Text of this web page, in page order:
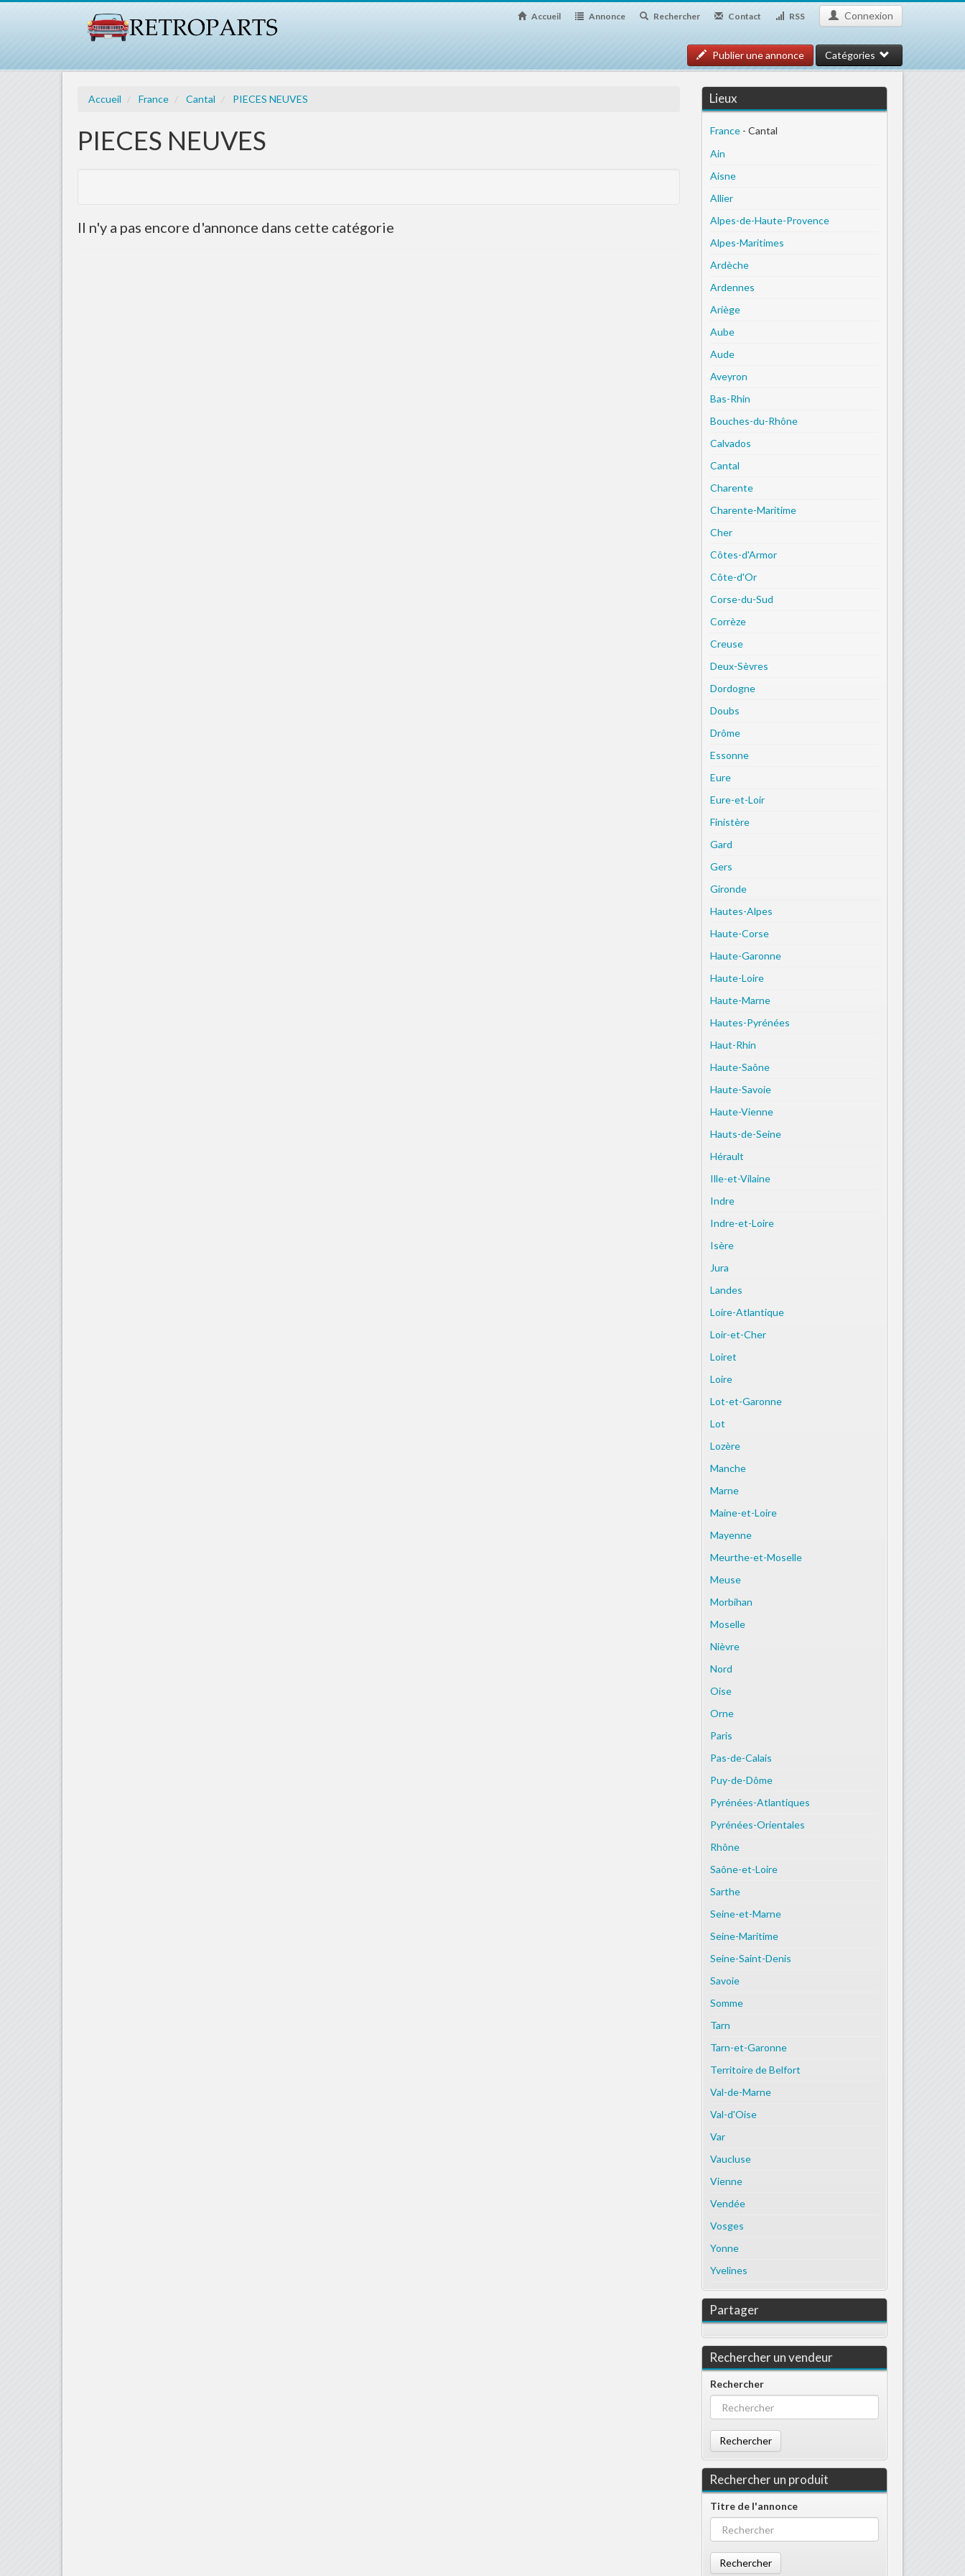
Accueil Annonce Rechercher Contact RSS Connexion
Publier une annonce Catégories
Accueil France Cantal PIECES NEUVES
PIECES NEUVES
Il n'y a pas encore d'annonce dans cette catégorie
Lieux
France- Cantal
Ain
Aisne
Allier
Alpes-de-Haute-Provence
Alpes-Maritimes
Ardèche
Ardennes
Ariège
Aube
Aude
Aveyron
Bas-Rhin
Bouches-du-Rhône
Calvados
Cantal
Charente
Charente-Maritime
Cher
Côtes-d'Armor
Côte-d'Or
Corse-du-Sud
Corrèze
Creuse
Deux-Sèvres
Dordogne
Doubs
Drôme
Essonne
Eure
Eure-et-Loir
Finistère
Gard
Gers
Gironde
Hautes-Alpes
Haute-Corse
Haute-Garonne
Haute-Loire
Haute-Marne
Hautes-Pyrénées
Haut-Rhin
Haute-Saône
Haute-Savoie
Haute-Vienne
Hauts-de-Seine
Hérault
Ille-et-Vilaine
Indre
Indre-et-Loire
Isère
Jura
Landes
Loire-Atlantique
Loir-et-Cher
Loiret
Loire
Lot-et-Garonne
Lot
Lozère
Manche
Marne
Maine-et-Loire
Mayenne
Meurthe-et-Moselle
Meuse
Morbihan
Moselle
Nièvre
Nord
Oise
Orne
Paris
Pas-de-Calais
Puy-de-Dôme
Pyrénées-Atlantiques
Pyrénées-Orientales
Rhône
Saône-et-Loire
Sarthe
Seine-et-Marne
Seine-Maritime
Seine-Saint-Denis
Savoie
Somme
Tarn
Tarn-et-Garonne
Territoire de Belfort
Val-de-Marne
Val-d'Oise
Var
Vaucluse
Vienne
Vendée
Vosges
Yonne
Yvelines
Partager
Rechercher un vendeur
Rechercher
Rechercher
Rechercher un produit
Titre de l'annonce
Rechercher